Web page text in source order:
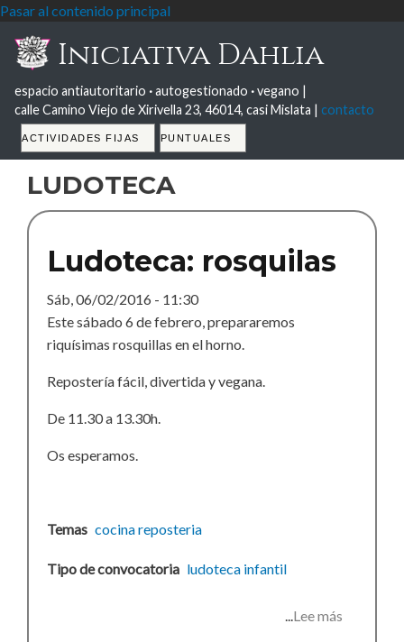
Pasar al contenido principal
Iniciativa Dahlia
espacio antiautoritario ·autogestionado ·vegano |
calle Camino Viejo de Xirivella 23, 46014, casi Mislata | contacto
Tabs
ACTIVIDADES FIJAS PUNTUALES
ludoteca
Ludoteca: rosquilas
Sáb, 06/02/2016 - 11:30
Este sábado 6 de febrero, prepararemos
riquísimas rosquillas en el horno.
Repostería fácil, divertida y vegana.
De 11.30 a 13.30h.
Os esperamos.
Temas cocinareposteria
Tipo de convocatoria ludoteca infantil
Lee más